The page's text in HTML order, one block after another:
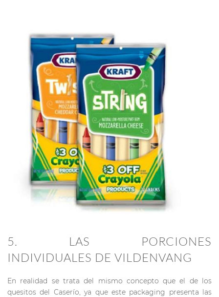
5. LAS PORCIONES
INDIVIDUALES DE VILDENVANG
En realidad se trata del mismo concepto que el de los
quesitos del Caserío, ya que este packaging presenta las